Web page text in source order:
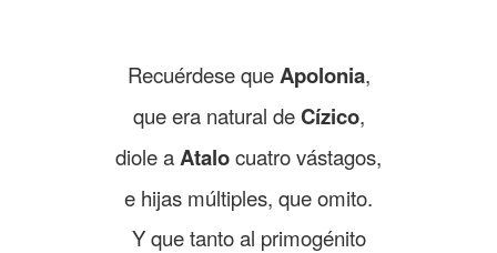
Recuérdese queApolonia,
que era natural deCízico,
diole aAtalocuatro vástagos,
e hijas múltiples, que omito.
Y que tanto al primogénito